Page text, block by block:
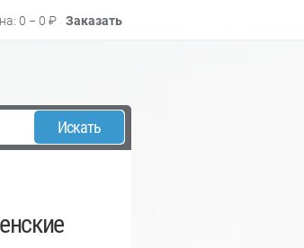
: 0 − 0 ₽ Заказать
Искать